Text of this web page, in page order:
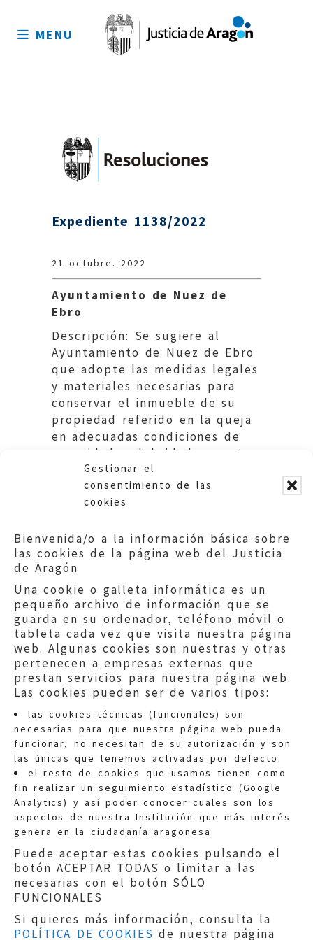
Gestionar el
consentimiento de las
cookies
Bienvenida/o a la información básica sobre
las cookies de la página web del Justicia
de Aragón
Una cookie o galleta informática es un
pequeño archivo de información que se
guarda en su ordenador, teléfono móvil o
tableta cada vez que visita nuestra página
web. Algunas cookies son nuestras y otras
pertenecen a empresas externas que
prestan servicios para nuestra página web.
Las cookies pueden ser de varios tipos:
las cookies técnicas (funcionales) son
necesarias para que nuestra página web pueda
funcionar, no necesitan de su autorización y son
las únicas que tenemos activadas por defecto.
el resto de cookies que usamos tienen como
fin realizar un seguimiento estadístico (Google
Analytics) y así poder conocer cuales son los
aspectos de nuestra Institución que más interés
genera en la ciudadanía aragonesa.
Puede aceptar estas cookies pulsando el
botón ACEPTAR TODAS o limitar a las
necesarias con el botón SÓLO
FUNCIONALES
Si quieres más información, consulta la
POLÍTICA DE COOKIES de nuestra página
sitio
MENU
Expediente 1138/2022
21 octubre. 2022
Ayuntamiento de Nuez de
Ebro
Descripción: Se sugiere al
Ayuntamiento de Nuez de Ebro
que adopte las medidas legales
y materiales necesarias para
conservar el inmueble de su
propiedad referido en la queja
en adecuadas condiciones de
seguridad, salubridad y ornato
público
Quejas:quejas@eljusticiadearagon.es
Información general:
informacion@eljusticiadearagon.es
Teléfonos:900 210 210/